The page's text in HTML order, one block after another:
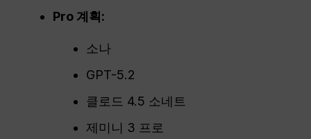
Pro 계획:
소나
GPT-5.2
클로드 4.5 소네트
제미니 3 프로